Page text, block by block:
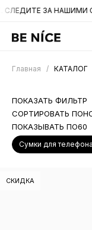
Главная / КАТАЛОГ
ПОКАЗАТЬ ФИЛЬТР
Сумки для телефона
СОРТИРОВАТЬ ПО
ПОКАЗЫВАТЬ ПО60
СКИДКА